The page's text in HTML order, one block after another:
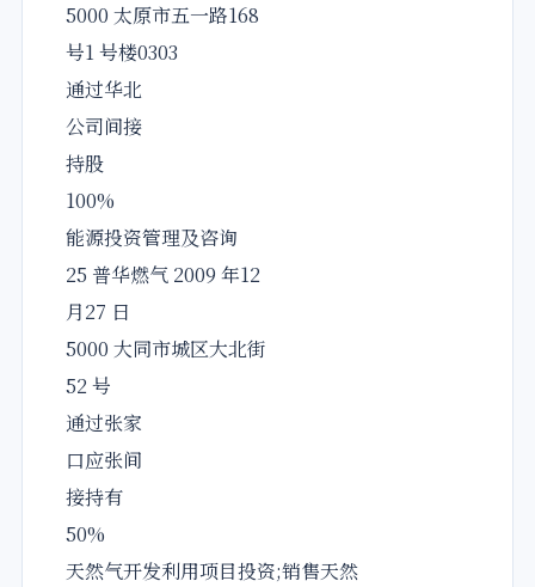
5000 太原市五一路168
号1 号楼0303
通过华北
公司间接
持股
100%
能源投资管理及咨询
25 普华燃气 2009 年12
月27 日
5000 大同市城区大北街
52 号
通过张家
口应张间
接持有
50%
天然气开发利用项目投资;销售天然